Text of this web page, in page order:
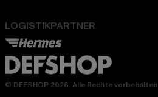
LOGISTIKPARTNER
© DEFSHOP 2026. Alle Rechte vorbehalten